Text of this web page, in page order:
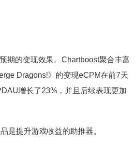
期的变现效果。Chartboost聚合丰富
Dragons!》的变现eCPM在前7天
增长了23%，并且后续表现更加
是提升游戏收益的助推器。